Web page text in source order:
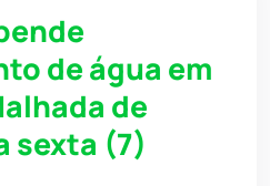
de água em
de
sexta (7)